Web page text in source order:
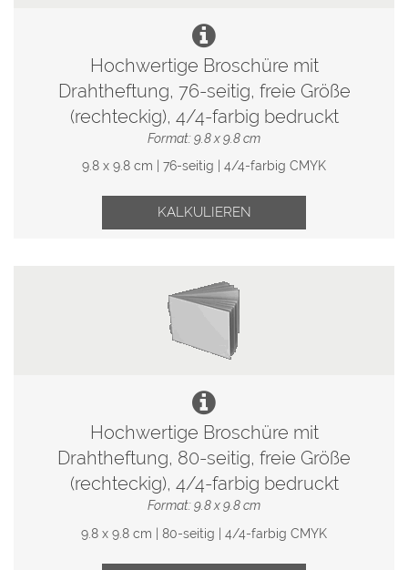
Hochwertige Broschüre mit
Drahtheftung, 76-seitig, freie Größe
(rechteckig), 4/4-farbig bedruckt
Format: 9.8 x 9.8 cm
9.8 x 9.8 cm | 76-seitig | 4/4-farbig CMYK
KALKULIEREN
Hochwertige Broschüre mit
Drahtheftung, 80-seitig, freie Größe
(rechteckig), 4/4-farbig bedruckt
Format: 9.8 x 9.8 cm
9.8 x 9.8 cm | 80-seitig | 4/4-farbig CMYK